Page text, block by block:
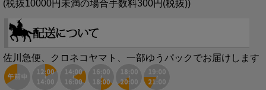
(税抜10000円未満の場合手数料300円(税抜))
佐川急便、クロネコヤマト、一部ゆうパックでお届けします